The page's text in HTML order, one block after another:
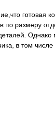
готовая
по размеру
в том